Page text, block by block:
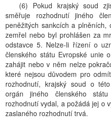
(6) Pokud krajský soud
směřuje rozhodnutí jiného
peněžitých sankcích a
zemřel nebo byl prohlášen za
odstavce 5. Nelze-li řízení o
členského státu Evropské unie
zahájit nebo v něm nelze
které nejsou důvodem pro
rozhodnutí, krajský soud o
orgán jiného členského
rozhodnutí vydal, a požádá jej o
zaslaného rozhodnutí trvá.